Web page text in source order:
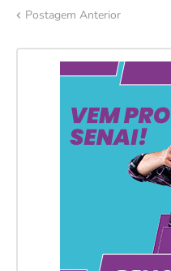
Postagem Anterior